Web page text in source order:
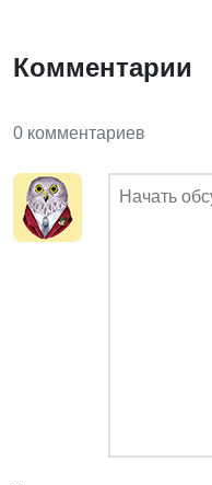
Комментарии
0 комментариев